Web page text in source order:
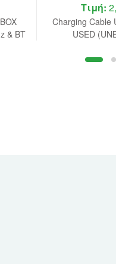
& BT
Τιμή:
Charging Cable
USED